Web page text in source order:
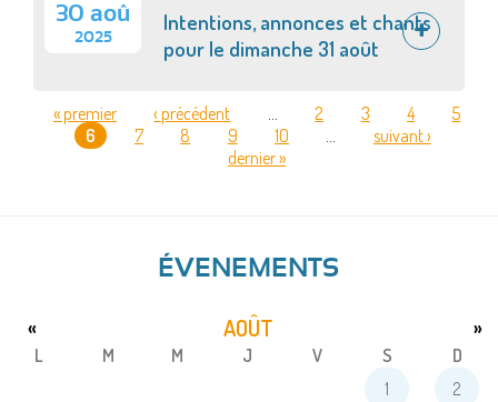
30 aoû
2025
Intentions, annonces et chants
pour le dimanche 31 août
PAGES
« premier ‹ précédent … 2 3 4
5
6
7 8 9 10 …
suivant ›
dernier »
ÉVENEMENTS
AOÛT
« »
L M M J V S
D
1
2